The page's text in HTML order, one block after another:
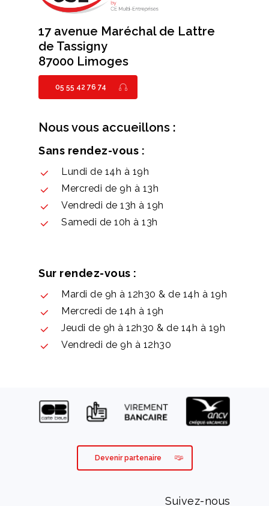
17 avenue Maréchal de Lattre
de Tassigny
87000 Limoges
05 55 42 76 74
Nous vous accueillons :
Sans rendez-vous :
Lundi de 14h à 19h
Mercredi de 9h à 13h
Vendredi de 13h à 19h
Samedi de 10h à 13h
Sur rendez-vous :
Mardi de 9h à 12h30 & de 14h à 19h
Mercredi de 14h à 19h
Jeudi de 9h à 12h30 & de 14h à 19h
Vendredi de 9h à 12h30
Devenir partenaire
Suivez-nous